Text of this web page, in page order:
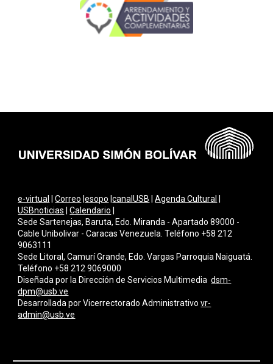
e-virtual |Correo |esopo |canalUSB |Agenda Cultural
USBnoticias |Calendario
Sede Sartenejas, Baruta, Edo. Miranda - Apartado 89000 -
Cable Unibolivar - Caracas Venezuela. Teléfono +58 212
9063111
Sede Litoral, Camurí Grande, Edo. Vargas Parroquia Naiguatá.
Teléfono +58 212 9069000
Diseñada por la Dirección de Servicios Multimediadsm-
dpm@usb.ve
Desarrollada porVicerrectorado Administrativovr-
admin@usb.ve